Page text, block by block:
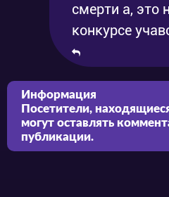
смерти а, это
конкурсе
Информация
Посетители,
могут оставлять
публикации.